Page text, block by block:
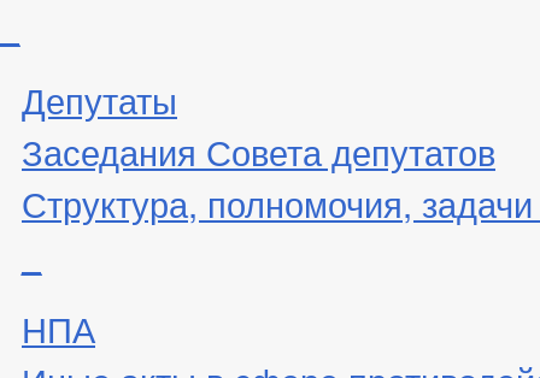
Депутаты
Заседания Совета депутатов
Структура, полномочия,
НПА